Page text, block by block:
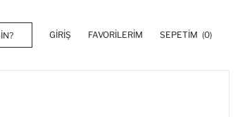
GIRIŞ FAVORILERIM SEPETIM (0)